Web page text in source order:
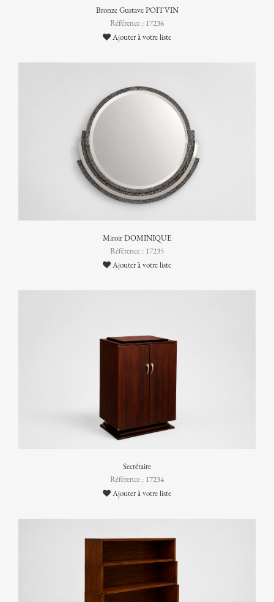
Bronze Gustave POITVIN
Référence : 17236
Ajouter à votre liste
Miroir DOMINIQUE
Référence : 17235
Ajouter à votre liste
Secrétaire
Référence : 17234
Ajouter à votre liste